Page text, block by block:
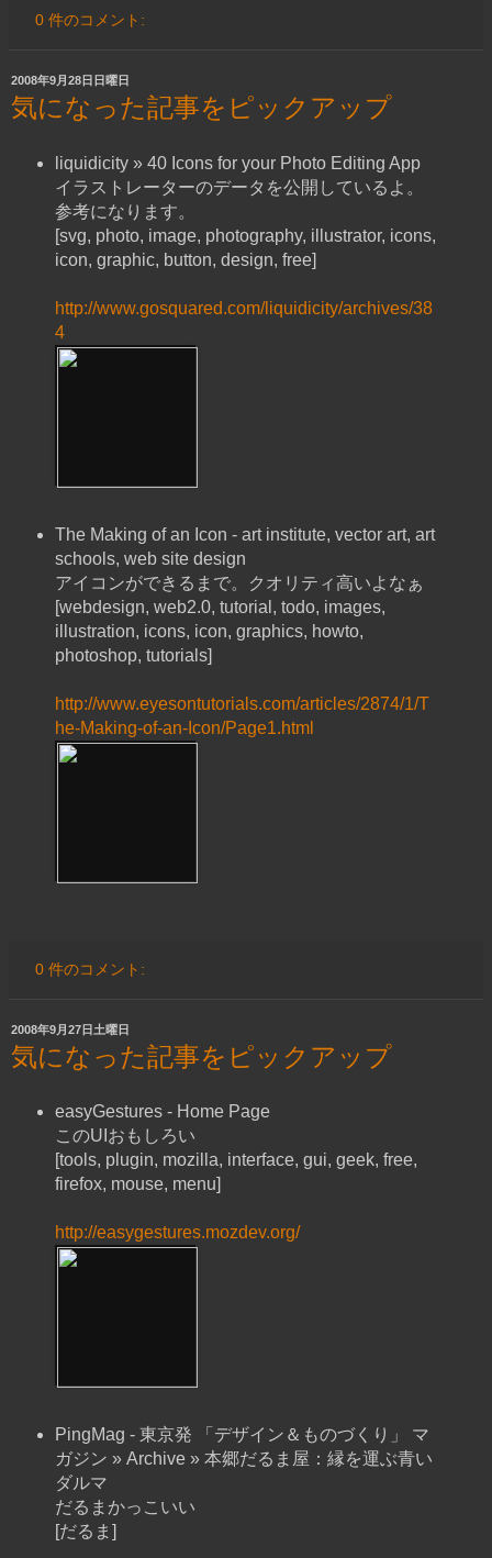
0 件のコメント:
2008年9月28日日曜日
気になった記事をピックアップ
liquidicity » 40 Icons for your Photo Editing App
イラストレーターのデータを公開しているよ。
参考になります。
[svg, photo, image, photography, illustrator, icons,
icon, graphic, button, design, free]
http://www.gosquared.com/liquidicity/archives/38
4
The Making of an Icon - art institute, vector art, art
schools, web site design
アイコンができるまで。クオリティ高いよなぁ
[webdesign, web2.0, tutorial, todo, images,
illustration, icons, icon, graphics, howto,
photoshop, tutorials]
http://www.eyesontutorials.com/articles/2874/1/T
he-Making-of-an-Icon/Page1.html
0 件のコメント:
2008年9月27日土曜日
気になった記事をピックアップ
easyGestures - Home Page
このUIおもしろい
[tools, plugin, mozilla, interface, gui, geek, free,
firefox, mouse, menu]
http://easygestures.mozdev.org/
PingMag - 東京発 「デザイン＆ものづくり」 マ
ガジン » Archive » 本郷だるま屋：縁を運ぶ青い
ダルマ
だるまかっこいい
[だるま]